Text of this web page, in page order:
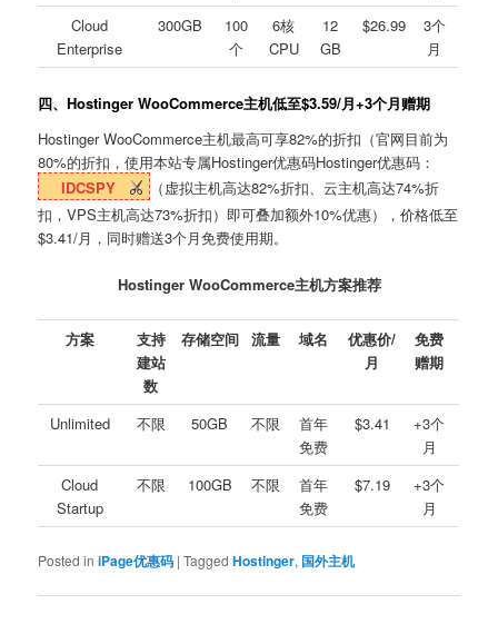
Cloud
Enterprise
300GB
100
个
6核
CPU
12
GB
$26.99
3个
月
四、Hostinger WooCommerce主机低至$3.59/月+3个月赠期
Hostinger WooCommerce主机最高可享82%的折扣（官网目前为
80%的折扣，使用本站专属Hostinger优惠码Hostinger优惠码：
IDCSPY
（虚拟主机高达82%折扣、云主机高达74%折
扣，VPS主机高达73%折扣）即可叠加额外10%优惠），价格低至
$3.41/月，同时赠送3个月免费使用期。
Hostinger WooCommerce主机方案推荐
方案
支持
建站
数
存储空间 流量 域名
优惠价/
月
免费
赠期
Unlimited 不限 50GB 不限
首年
免费
$3.41
+3个
月
Cloud
Startup
不限 100GB 不限
首年
免费
$7.19
+3个
月
Posted in iPage优惠码 |Tagged Hostinger, 国外主机